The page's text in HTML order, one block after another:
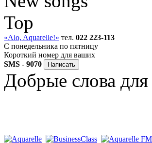
Top
«Alo, Aquarelle!» тел. 022 223-113
C понедельника по пятницу
Короткий номер для ваших
SMS - 9070
Добрые слова